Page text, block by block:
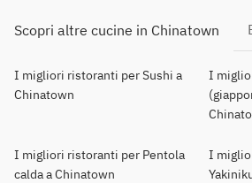
Scopri altre cucine in Chinatown
I migliori ristoranti per Sushi a
Chinatown
I
I migliori ristoranti per Pentola
calda a Chinatown
I